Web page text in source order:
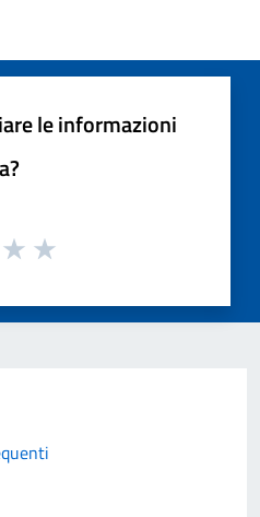
le informazioni